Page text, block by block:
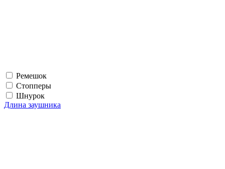
Ремешок
Стопперы
Шнурок
Длина заушника